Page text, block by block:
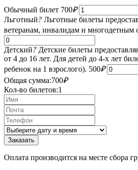
Обычный билет 700₽
Льготный? Льготные билеты
ветеранам, инвалидам и многодетным
Детский? Детские билеты
от 4 до 16 лет. Для детей до 4-х лет
ребенок на 1 взрослого). 500₽
Общая сумма:700₽
Кол-во билетов:1
Оплата производится на месте сбора